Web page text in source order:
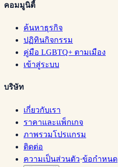
คอมมูนิตี้
ค้นหาธุรกิจ
ปฏิทินกิจกรรม
คู่มือ LGBTQ+ ตามเมือง
เข้าสู่ระบบ
บริษัท
เกี่ยวกับเรา
ราคาและแพ็กเกจ
ภาพรวมโปรแกรม
ติดต่อ
ความเป็นส่วนตัว·ข้อกำหนด